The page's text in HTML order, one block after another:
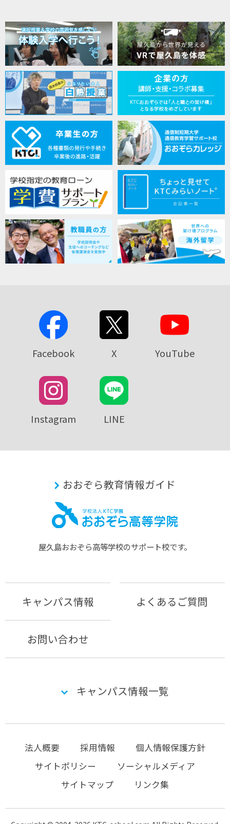
Facebook X YouTube
Instagram LINE
おおぞら教育情報ガイド
屋久島おおぞら⾼等学校のサポート校です。
キャンパス情報 よくあるご質問
お問い合わせ
キャンパス情報一覧
法人概要 採用情報
個人情報保護方針
サイトポリシー
ソーシャルメディア
サイトマップ
リンク集